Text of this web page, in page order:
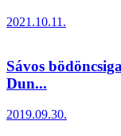
2021.10.11.
Sávos
Dun...
2019.09.30.